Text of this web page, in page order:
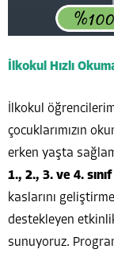
İlkokul Hızlı
İlkokul
çocuklarımızın
erken yaşta
1., 2., 3. ve 4. sınıf
kaslarını
destekleyen
sunuyoruz.